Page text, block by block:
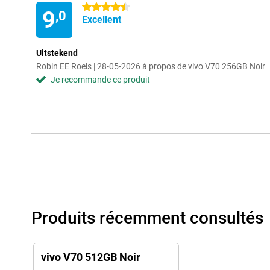
9,0
4.5 étoiles
Excellent
Uitstekend
Robin EE Roels | 28-05-2026 á propos de vivo V70 256GB Noir
Je recommande ce produit
Produits récemment consultés
vivo V70 512GB Noir